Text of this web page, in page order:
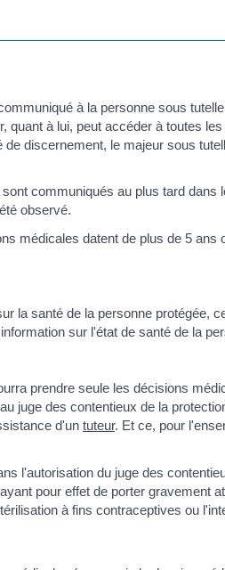
à la personne sous
quant à lui, peut accéder à toutes
discernement, le majeur sous
communiqués au plus tard
observé.
médicales datent de plus de 5
la santé de la personne protégée,
sur l'état de santé de la
prendre seule les décisions
juge des contentieux de la
d'un tuteur. Et ce, pour
l'autorisation du juge des
pour effet de porter gravement
à fins contraceptives ou